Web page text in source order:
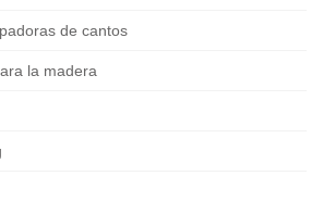
de cantos
la madera